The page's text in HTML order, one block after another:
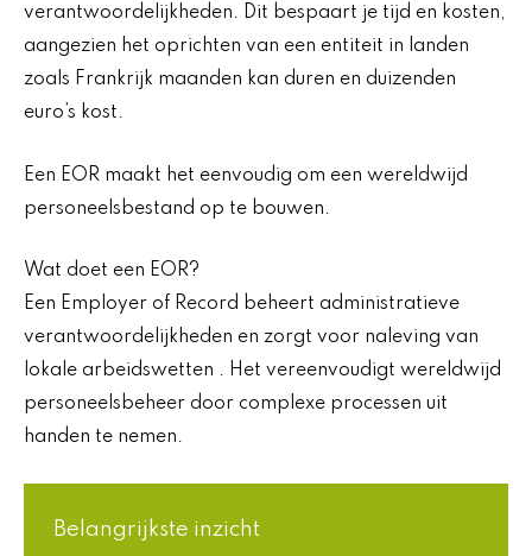
verantwoordelijkheden. Dit bespaart je tijd en kosten,
aangezien het oprichten van een entiteit in landen
zoals Frankrijk maanden kan duren en duizenden
euro’s kost.
Een EOR maakt het eenvoudig om een wereldwijd
personeelsbestand op te bouwen.
Wat doet een EOR?
Een Employer of Record beheert administratieve
verantwoordelijkheden en zorgt voor naleving van
lokale arbeidswetten . Het vereenvoudigt wereldwijd
personeelsbeheer door complexe processen uit
handen te nemen.
Belangrijkste inzicht